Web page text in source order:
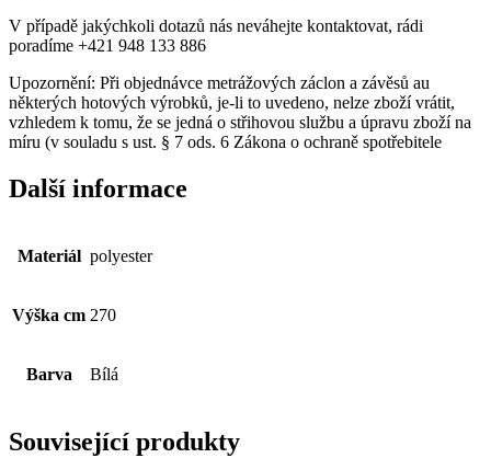
V případě jakýchkoli dotazů nás neváhejte kontaktovat, rádi
poradíme +421 948 133 886
Upozornění: Při objednávce metrážových záclon a závěsů au
některých hotových výrobků, je-li to uvedeno, nelze zboží vrátit,
vzhledem k tomu, že se jedná o střihovou službu a úpravu zboží na
míru (v souladu s ust. § 7 ods. 6 Zákona o ochraně spotřebitele
Další informace
Materiál polyester
Výška cm 270
Barva Bílá
Související produkty